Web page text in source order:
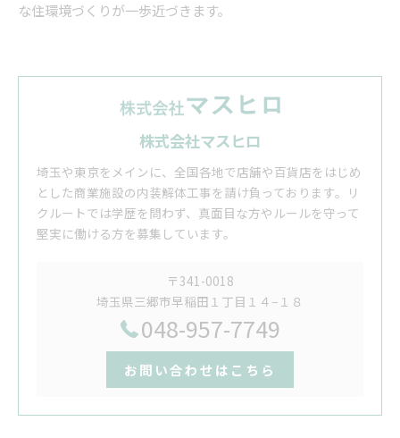
な住環境づくりが一歩近づきます。
株式会社マスヒロ
埼玉や東京をメインに、全国各地で店舗や百貨店をはじめ
とした商業施設の内装解体工事を請け負っております。リ
クルートでは学歴を問わず、真面目な方やルールを守って
堅実に働ける方を募集しています。
〒341-0018
埼玉県三郷市早稲田１丁目１４−１８
048-957-7749
お問い合わせはこちら